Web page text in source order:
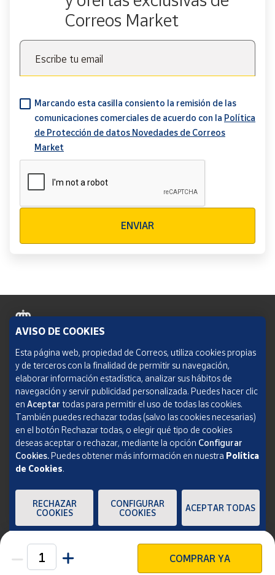
Unidades COMPRAR YA
Correos Market
Escribe tu email
Marcando esta casilla consiento la remisión de las
comunicaciones comerciales de acuerdo con la Política
de Protección de datos Novedades de Correos
Market
ENVIAR
Política de cookies
Aviso legal
Condiciones del servicio
Política de Privacidad Web
Informe de transparencia
SOCIEDAD ESTATAL CORREOS Y TELÉGRAFOS, S.A., S.M.E. Todos los derechos
AVISO DE COOKIES
Esta página web, propiedad de Correos, utiliza cookies propias
y de terceros con la finalidad de permitir su navegación,
elaborar información estadística, analizar sus hábitos de
navegación y servir publicidad personalizada. Puedes hacer clic
en Aceptar todas para permitir el uso de todas las cookies.
También puedes rechazar todas (salvo las cookies necesarias)
en el botón Rechazar todas, o elegir qué tipo de cookies
deseas aceptar o rechazar, mediante la opción Configurar
Cookies.Puedes obtener más información en nuestra Política
de Cookies.
RECHAZAR
COOKIES
CONFIGURAR
COOKIES
ACEPTAR TODAS